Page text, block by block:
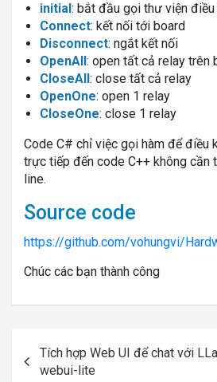
initial: bắt đầu gọi thư viện
Connect: kết nối tới board
Disconnect: ngắt kết nối
OpenAll: open tất cả relay trên
CloseAll: close tất cả relay
OpenOne: open 1 relay
CloseOne: close 1 relay
Code C# chỉ việc gọi hàm để điều
trực tiếp đến code C++ không cần
line.
Source code
https://github.com/vohungvi/
Chúc các bạn thành công
navigation
Tích hợp Web UI để chat với
webui-lite